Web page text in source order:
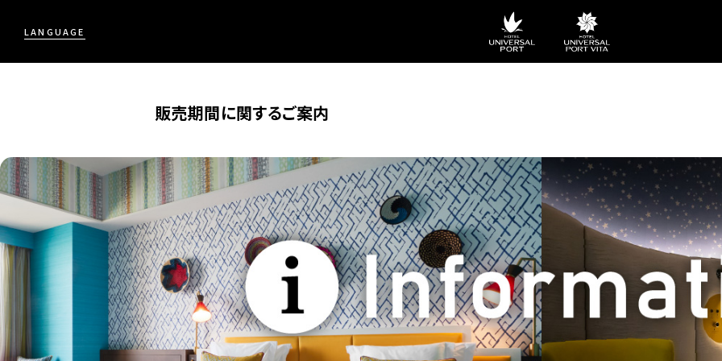
LANGUAGE
販売期間に関するご案内